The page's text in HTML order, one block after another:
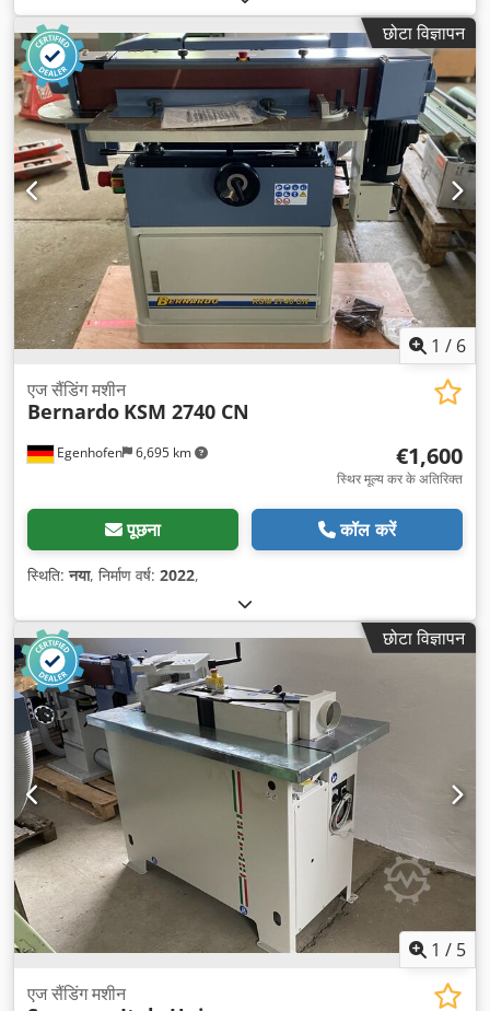
छोटा विज्ञापन
1 / 6
Egenhofen 6,695 km
एज सैंडिंग मशीन
Bernardo KSM 2740 CN
€1,600
स्थिर मूल्य कर के अतिरिक्त
पूछना कॉल करें
स्थिति:नया, निर्माण वर्ष: 2022,
छोटा विज्ञापन
1 / 5
एज सैंडिंग मशीन